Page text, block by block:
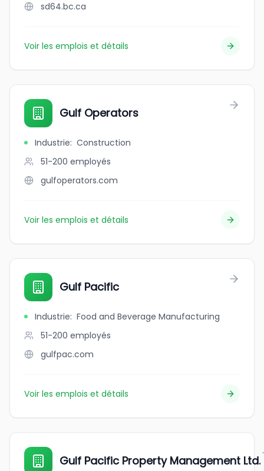
sd64.bc.ca
Voir les emplois et détails
Gulf Operators
Industrie: Construction
51-200 employés
gulfoperators.com
Voir les emplois et détails
Gulf Pacific
Industrie: Food and Beverage Manufacturing
51-200 employés
gulfpac.com
Voir les emplois et détails
Gulf Pacific Property Management Ltd.